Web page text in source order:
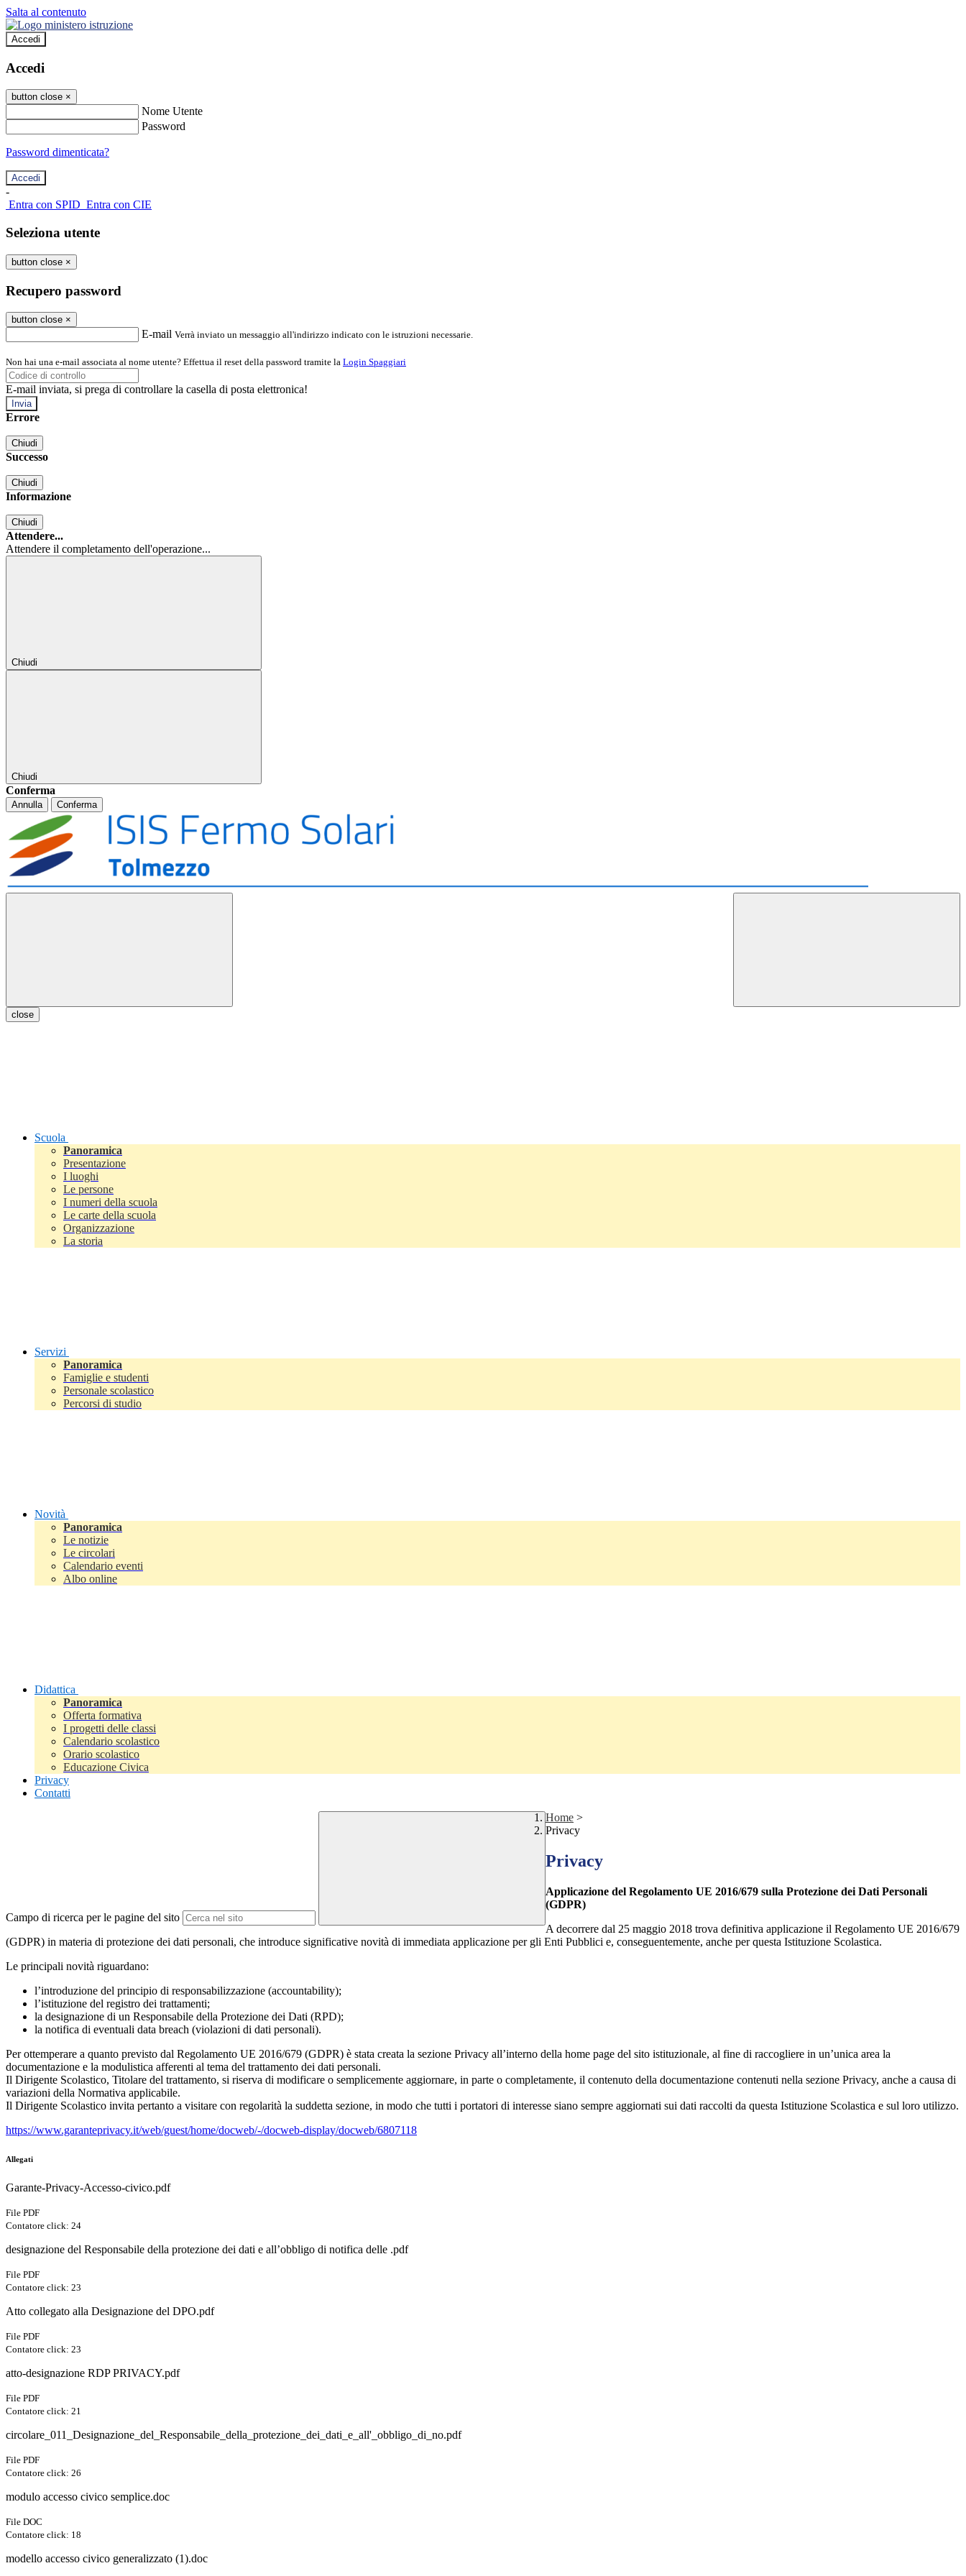
Salta al contenuto
Accedi
Accedi
button close ×
Nome Utente
Password
Password dimenticata?
-
Entra con SPID Entra con CIE
Seleziona utente
button close ×
Recupero password
button close ×
E-mail Verrà inviato un messaggio all'indirizzo indicato con le istruzioni necessarie.
Non hai una e-mail associata al nome utente? Effettua il reset della password tramite la Login Spaggiari
E-mail inviata, si prega di controllare la casella di posta elettronica!
Errore
Chiudi
Successo
Chiudi
Informazione
Chiudi
Attendere...
Attendere il completamento dell'operazione...
Chiudi
Chiudi
Conferma
Annulla Conferma
close
Scuola
Panoramica
Presentazione
I luoghi
Le persone
I numeri della scuola
Le carte della scuola
Organizzazione
La storia
Servizi
Panoramica
Famiglie e studenti
Personale scolastico
Percorsi di studio
Novità
Panoramica
Le notizie
Le circolari
Calendario eventi
Albo online
Didattica
Panoramica
Offerta formativa
I progetti delle classi
Calendario scolastico
Orario scolastico
Educazione Civica
Privacy
Contatti
Campo di ricerca per le pagine del sito
Home >
Privacy
Privacy
Applicazione del Regolamento UE 2016/679 sulla Protezione dei Dati Personali
(GDPR)
A decorrere dal 25 maggio 2018 trova definitiva applicazione il Regolamento UE 2016/679
(GDPR) in materia di protezione dei dati personali, che introduce significative novità di immediata applicazione per gli Enti Pubblici e, conseguentemente, anche per questa Istituzione Scolastica.
Le principali novità riguardano:
l’introduzione del principio di responsabilizzazione (accountability);
l’istituzione del registro dei trattamenti;
la designazione di un Responsabile della Protezione dei Dati (RPD);
la notifica di eventuali data breach (violazioni di dati personali).
Per ottemperare a quanto previsto dal Regolamento UE 2016/679 (GDPR) è stata creata la sezione Privacy all’interno della home page del sito istituzionale, al fine di raccogliere in un’unica area la
documentazione e la modulistica afferenti al tema del trattamento dei dati personali.
Il Dirigente Scolastico, Titolare del trattamento, si riserva di modificare o semplicemente aggiornare, in parte o completamente, il contenuto della documentazione contenuti nella sezione Privacy, anche a causa di
variazioni della Normativa applicabile.
Il Dirigente Scolastico invita pertanto a visitare con regolarità la suddetta sezione, in modo che tutti i portatori di interesse siano sempre aggiornati sui dati raccolti da questa Istituzione Scolastica e sul loro utilizzo.
https://www.garanteprivacy.it/web/guest/home/docweb/-/docweb-display/docweb/6807118
Allegati
Garante-Privacy-Accesso-civico.pdf
File PDF
Contatore click: 24
designazione del Responsabile della protezione dei dati e all’obbligo di notifica delle .pdf
File PDF
Contatore click: 23
Atto collegato alla Designazione del DPO.pdf
File PDF
Contatore click: 23
atto-designazione RDP PRIVACY.pdf
File PDF
Contatore click: 21
circolare_011_Designazione_del_Responsabile_della_protezione_dei_dati_e_all'_obbligo_di_no.pdf
File PDF
Contatore click: 26
modulo accesso civico semplice.doc
File DOC
Contatore click: 18
modello accesso civico generalizzato (1).doc